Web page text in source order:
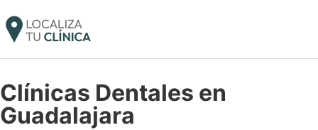
Clínicas Dentales en
Guadalajara